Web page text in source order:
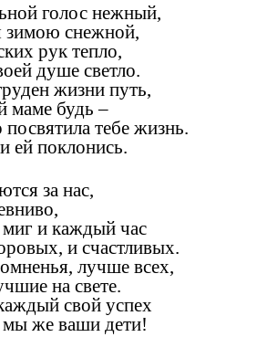
голос нежный,
зимою снежной,
рук тепло,
душе светло.
жизни путь,
маме будь –
тебе жизнь.
ей поклонись.
за нас,
и каждый час
и счастливых.
лучше всех,
на свете.
свой успех
же ваши дети!